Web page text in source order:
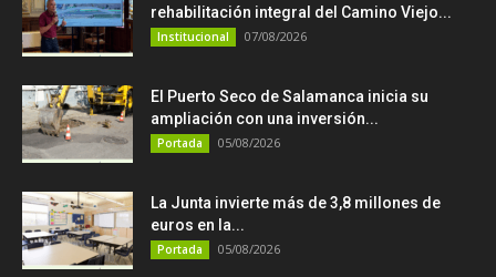
rehabilitación integral del Camino Viejo...
Institucional 07/08/2026
El Puerto Seco de Salamanca inicia su
ampliación con una inversión...
Portada 05/08/2026
La Junta invierte más de 3,8 millones de
euros en la...
Portada 05/08/2026